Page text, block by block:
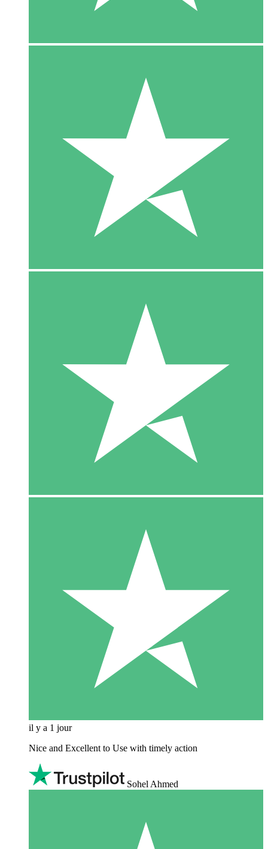
il y a 1 jour
Nice and Excellent to Use with timely action
Sohel Ahmed